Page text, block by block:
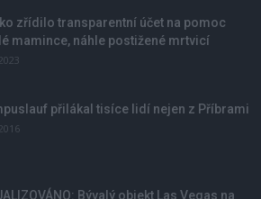
zřídilo transparentní účet na pomoc
mamince, náhle postižené mrtvicí
přilákal tisíce lidí nejen z Příbrami
Bývalý objekt Las Vegas na